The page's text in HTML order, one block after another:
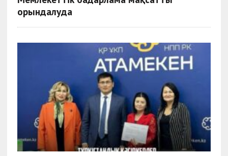
орындалуда